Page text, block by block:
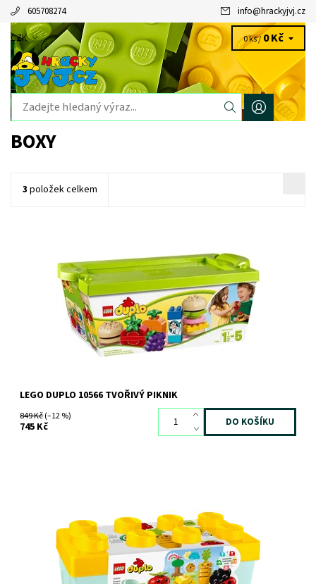
605708274 info@hrackyjvj.cz
CZK 0 ks /0 Kč
BOXY
3 položek celkem
Doplňte svému dítěti jeho sbírku LEGO® DUPLO® touto skvělou
sadou zářivě barevných klasických kostek DUPLO.
Dostupnost:
Skladem2 ks
1453
LEGO
LEGO DUPLO 10566 TVOŘIVÝ PIKNIK
849 Kč(–12 %)
745 Kč
Kreativní legrace pro malé průzkumníky přírody
Dostupnost:
Skladem2 ks
10925